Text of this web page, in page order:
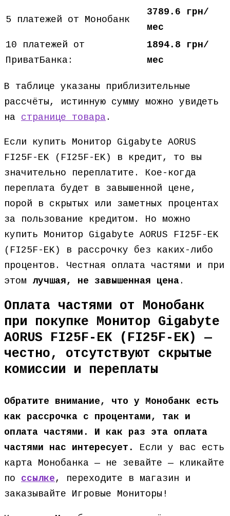
5 платежей от Монобанк
3789.6 грн/
мес
10 платежей от
ПриватБанка:
1894.8 грн/
мес
В таблице указаны приблизительные
рассчёты, истинную сумму можно увидеть
на странице товара .
Если купить Монитор Gigabyte AORUS
FI25F-EK (FI25F-EK) в кредит, то вы
значительно переплатите. Кое-когда
переплата будет в завышенной цене,
порой в скрытых или заметных процентах
за пользование кредитом. Но можно
купить Монитор Gigabyte AORUS FI25F-EK
(FI25F-EK) в рассрочку без каких-либо
процентов. Честная оплата частями и при
этом лучшая, не завышенная цена .
Оплата частями от Монобанк
при покупке Монитор Gigabyte
AORUS FI25F-EK (FI25F-EK) —
честно, отсутствуют скрытые
комиссии и переплаты
Обратите внимание, что у Монобанк есть
как рассрочка с процентами, так и
оплата частями. И как раз эта оплата
частями нас интересует.
Если у вас есть
карта Монобанка — не зевайте — кликайте
по ссылке, переходите в магазин и
заказывайте Игровые Мониторы!